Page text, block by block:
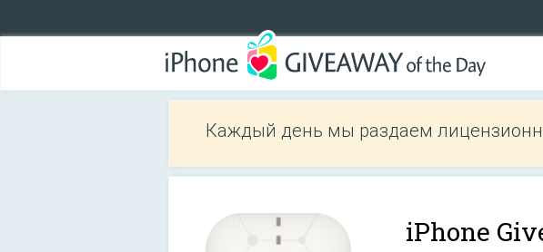
Каждый день мы раздаем
iPhone